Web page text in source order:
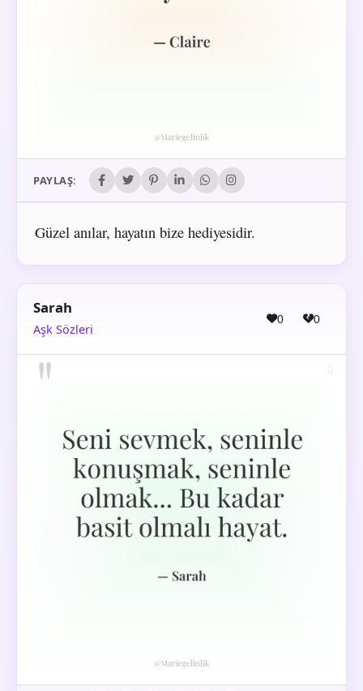
PAYLAŞ:
Güzel anılar, hayatın bize hediyesidir.
Sarah
Aşk Sözleri
0 0